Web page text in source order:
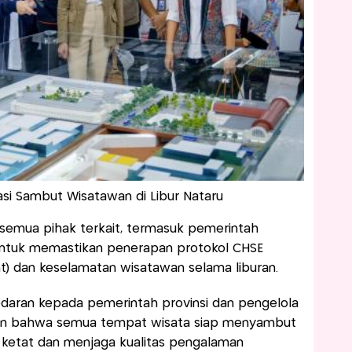
Sambut Wisatawan di Libur Nataru
pihak terkait, termasuk pemerintah
memastikan penerapan protokol CHSE
dan keselamatan wisatawan selama liburan.
kepada pemerintah provinsi dan pengelola
bahwa semua tempat wisata siap menyambut
dan menjaga kualitas pengalaman